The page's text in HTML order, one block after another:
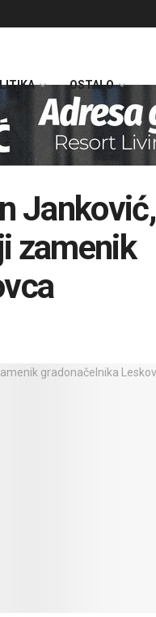
OSTALO
Janković,
zamenik